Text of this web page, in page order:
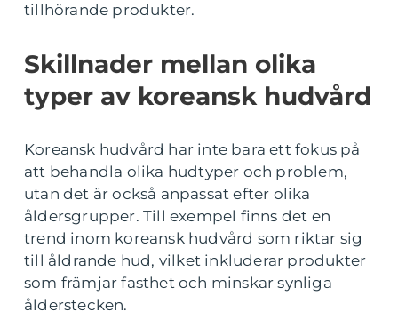
tillhörande produkter.
Skillnader mellan olika
typer av koreansk hudvård
Koreansk hudvård har inte bara ett fokus på
att behandla olika hudtyper och problem,
utan det är också anpassat efter olika
åldersgrupper. Till exempel finns det en
trend inom koreansk hudvård som riktar sig
till åldrande hud, vilket inkluderar produkter
som främjar fasthet och minskar synliga
ålderstecken.